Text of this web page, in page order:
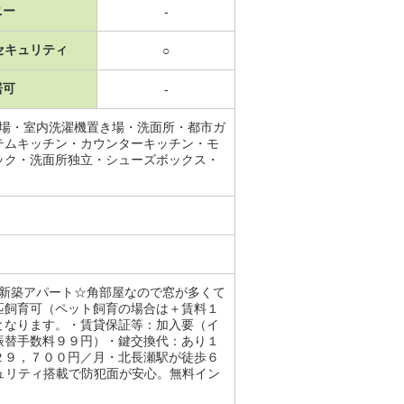
ー -
キュリティ ○
可 -
・室内洗濯機置き場・洗面所・都市ガ
キッチン・カウンターキッチン・モ
・洗面所独立・シューズボックス・
築アパート☆角部屋なので窓が多くて
育可（ペット飼育の場合は＋賃料１
ります。・賃貸保証等：加入要（イ
手数料９９円）・鍵交換代：あり１
，７００円／月・北長瀬駅が徒歩６
ティ搭載で防犯面が安心。無料イン